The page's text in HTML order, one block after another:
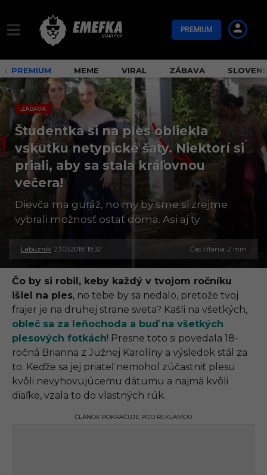
PREMIUM
PREMIUM MEME VIRAL ZÁBAVA
ZÁBAVA
Študentka si na ples obliekla
vskutku netypické šaty. Niektorí si
priali, aby sa stala kráľovnou
večera!
Dievča ma guráž, no my by sme si zrejme
vybrali možnosť ostať doma. Asi aj ty.
Labuznik 23.05.2018, 18:32
3
.
0
.
2
1
1
9
5
8
Čas čítania: 2 min
Čo by si robil, keby každý v tvojom ročníku
išiel na ples, no tebe by sa nedalo, pretože tvoj
frajer je na druhej strane sveta? Kašli na všetkých,
obleč sa za leňochoda a buď na všetkých
plesových fotkách! Presne toto si povedala 18-
ročná Brianna z Južnej Karolíny a výsledok stál za
to. Keďže sa jej priateľ nemohol zúčastniť plesu
kvôli nevyhovujúcemu dátumu a najmä kvôli
diaľke, vzala to do vlastných rúk.
ČLÁNOK POKRAČUJE POD REKLAMOU